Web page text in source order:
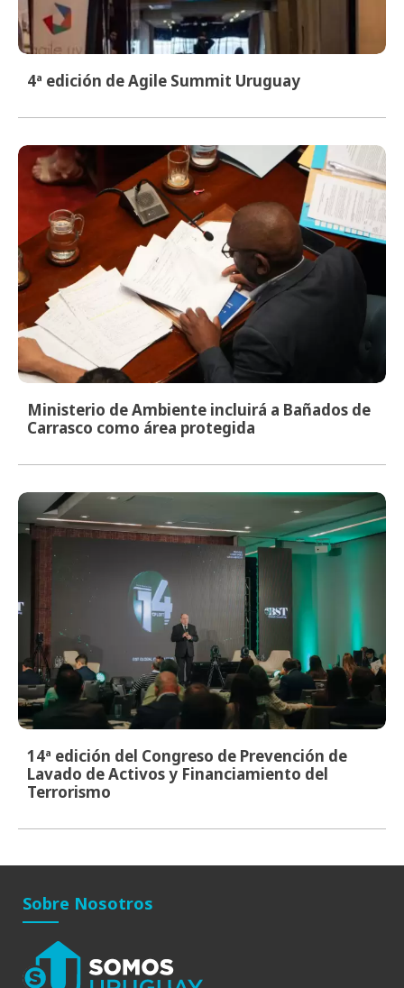
4ª edición de Agile Summit Uruguay
Ministerio de Ambiente incluirá a Bañados de
Carrasco como área protegida
14ª edición del Congreso de Prevención de
Lavado de Activos y Financiamiento del
Terrorismo
Sobre Nosotros